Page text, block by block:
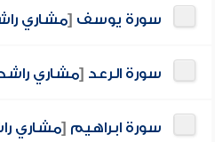
سورة يوسف [مشاري
سورة الرعد [مشاري
سورة ابراهيم [مشاري